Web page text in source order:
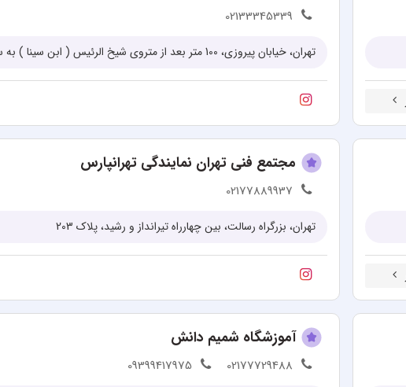
02133345339
مجتمع فنی تهران نمایندگی تهرانپارس
02177889937
تهران، بزرگراه رسالت، بین چهارراه تیرانداز و رشید، پلاک 203
آموزشگاه شمیم دانش
02177729488
09399417975